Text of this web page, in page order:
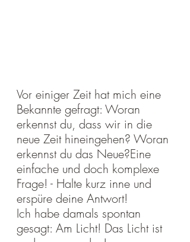
Vor einiger Zeit hat mich eine
Bekannte gefragt: Woran
erkennst du, dass wir in die
neue Zeit hineingehen? Woran
erkennst du das Neue?Eine
einfache und doch komplexe
Frage! - Halte kurz inne und
erspüre deine Antwort!
Ich habe damals spontan
gesagt: Am Licht! Das Licht ist